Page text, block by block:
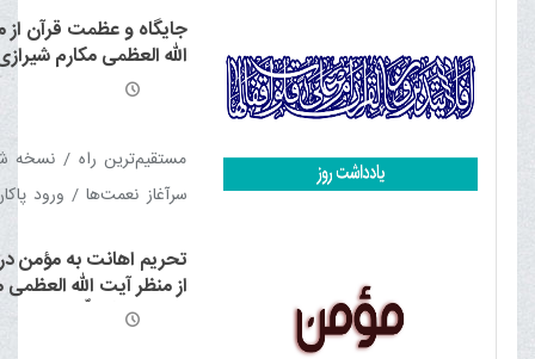
درونی / نقش نیایش در
/ از شیوه های پرورش ایمان
جایگاه و عظمت قرآن از
الله العظمی مکارم
مستقیم‌ترین راه /
سرآغاز نعمت‌ها / ورود
قرآن / برترین معیار
فصل / سفره ی ضیافت
تحریم اهانت به مؤمن
از منظر آیت الله العظمی
شیرازی مدّ ظلّه العالی